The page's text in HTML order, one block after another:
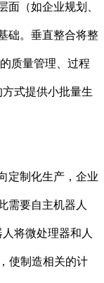
面（如企业规划、
础。垂直整合将整
质量管理、过程
式提供小批量生
定制化生产，企业
需要自主机器人
人将微处理器和人
使制造相关的计